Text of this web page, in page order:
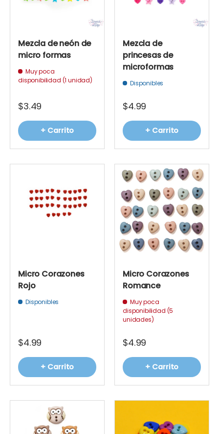
Mezcla de neón de
micro formas
Muy poca
disponibilidad (1 unidad)
$3.49
+ Carrito
Mezcla de
princesas de
microformas
Disponibles
$4.99
+ Carrito
Micro Corazones
Rojo
Disponibles
$4.99
+ Carrito
Micro Corazones
Romance
Muy poca
disponibilidad (5
unidades)
$4.99
+ Carrito